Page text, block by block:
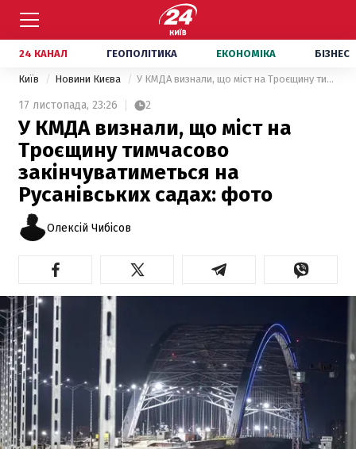
24 КАНАЛ ГЕОПОЛІТИКА ЕКОНОМІКА БІЗНЕС
Київ Новини Києва У КМДА визнали, що міст на Троєщину тимчасово закінчуватиметься на Русанівських садах: фото
17 листопада, 23:26 2
У КМДА визнали, що міст на
Троєщину тимчасово
закінчуватиметься на
Русанівських садах: фото
Олексій Чибісов